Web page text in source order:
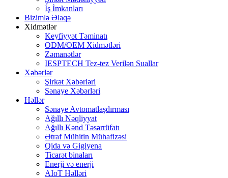
İş İmkanları
Bizimlə Əlaqə
Xidmətlər
Keyfiyyət Təminatı
ODM/OEM Xidmətləri
Zəmanətlər
IESPTECH Tez-tez Verilən Suallar
Xəbərlər
Şirkət Xəbərləri
Sənaye Xəbərləri
Həllər
Sənaye Avtomatlaşdırması
Ağıllı Nəqliyyat
Ağıllı Kənd Təsərrüfatı
Ətraf Mühitin Mühafizəsi
Qida və Gigiyena
Ticarət binaları
Enerji və enerji
AIoT Həlləri